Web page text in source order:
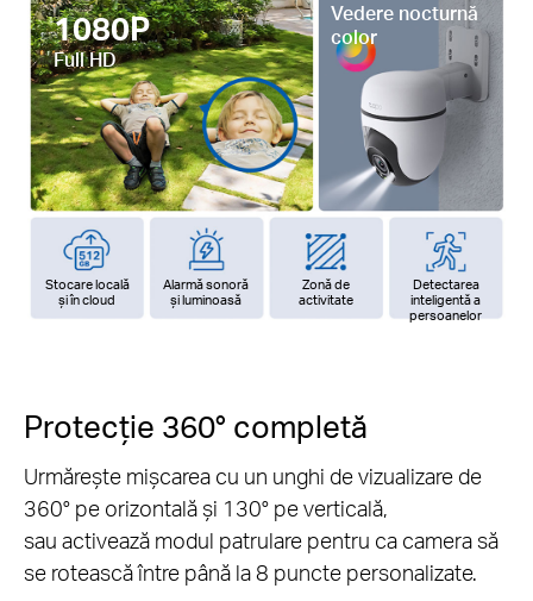
1080P
Full HD
Vedere nocturnă
color
Stocare locală
și în cloud
Alarmă sonoră
și luminoasă
Zonă de
activitate
Detectarea
inteligentă a
persoanelor
Protecție 360° completă
Urmărește mișcarea cu un unghi de vizualizare de
360° pe orizontală și 130° pe verticală,
sau activează modul patrulare pentru ca camera să
se rotească între până la 8 puncte personalizate.